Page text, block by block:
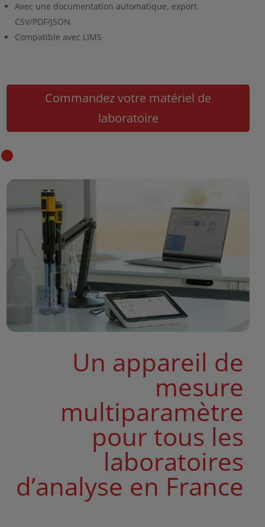
Avec une documentation automatique, export
CSV/PDF/JSON
Compatible avec LIMS
Commandez votre matériel de
laboratoire
Un appareil de
mesure
multiparamètre
pour tous les
laboratoires
d’analyse en France